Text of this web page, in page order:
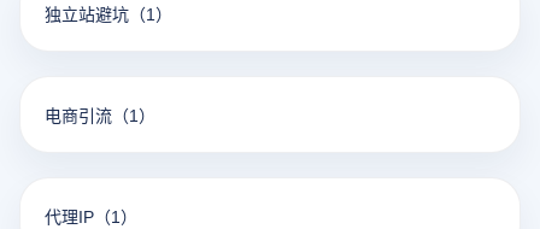
独立站避坑 （1）
电商引流 （1）
代理IP （1）